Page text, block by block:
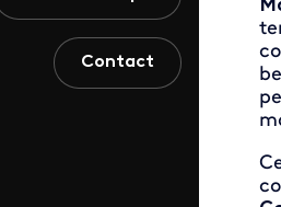
Contact